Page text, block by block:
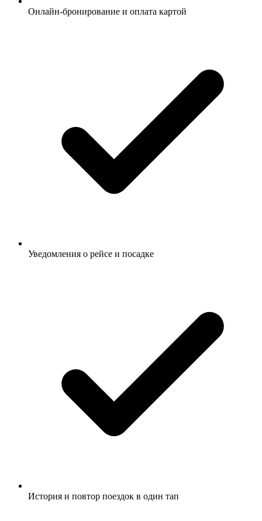
Онлайн-бронирование и оплата картой
Уведомления о рейсе и посадке
История и повтор поездок в один тап